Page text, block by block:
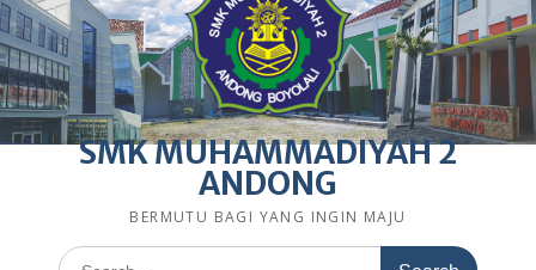
SMK MUHAMMADIYAH 2
ANDONG
BERMUTU BAGI YANG INGIN MAJU
Search